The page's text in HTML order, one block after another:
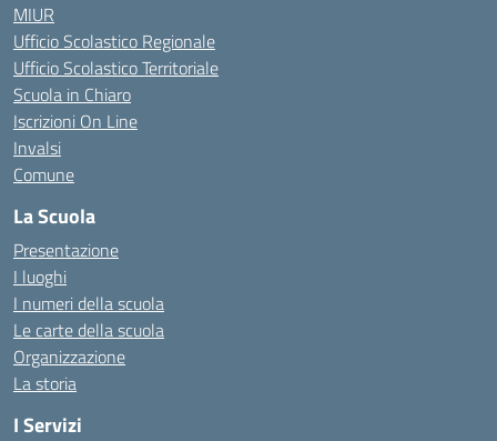
MIUR
Ufficio Scolastico Regionale
Ufficio Scolastico Territoriale
Scuola in Chiaro
Iscrizioni On Line
Invalsi
Comune
La Scuola
Presentazione
I luoghi
I numeri della scuola
Le carte della scuola
Organizzazione
La storia
I Servizi